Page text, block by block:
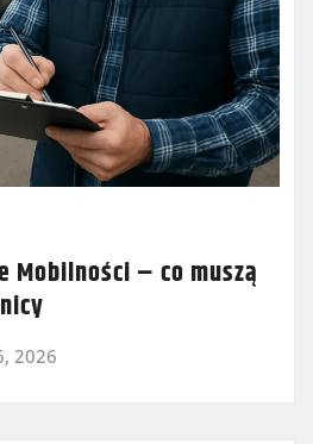
Mobilności – co muszą
2026